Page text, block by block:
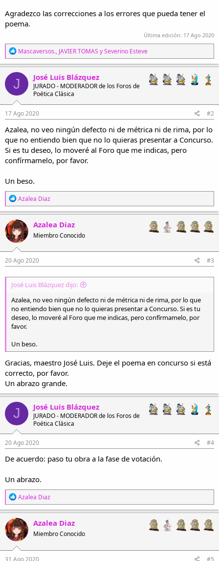
Agradezco las correcciones a los errores que pueda tener el
poema.
Última edición: 17 Ago 2020
R
e
a
c
c
i
o
n
e
s
:
Mascaversos., JAVIER TOMAS ySeverino Esteve
J José Luis Blázquez
JURADO - MODERADOR de los Foros de
Poética Clásica
17 Ago 2020 #2
Azalea, no veo ningún defecto ni de métrica ni de rima, por lo
que no entiendo bien que no lo quieras presentar a Concurso.
Si es tu deseo, lo moveré al Foro que me indicas, pero
confírmamelo, por favor.
Un beso.
R
e
a
c
c
i
o
n
e
s
:
Azalea Diaz
Azalea Diaz
Miembro Conocido
20 Ago 2020 #3
José Luis Blázquez dijo:
Azalea, no veo ningún defecto ni de métrica ni de rima, por lo que
no entiendo bien que no lo quieras presentar a Concurso. Si es tu
deseo, lo moveré al Foro que me indicas, pero confírmamelo, por
favor.
Un beso.
Gracias, maestro José Luis. Deje el poema en concurso si está
correcto, por favor.
Un abrazo grande.
J José Luis Blázquez
JURADO - MODERADOR de los Foros de
Poética Clásica
20 Ago 2020 #4
De acuerdo: paso tu obra a la fase de votación.
Un abrazo.
R
e
a
c
c
i
o
n
e
Azalea Diaz
Azalea Diaz
Miembro Conocido
31 Ago 2020 #5